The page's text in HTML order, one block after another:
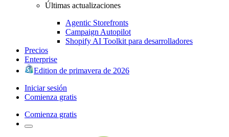
Últimas actualizaciones
Agentic Storefronts
Campaign Autopilot
Shopify AI Toolkit para desarrolladores
Precios
Enterprise
Edition de primavera de 2026
Iniciar sesión
Comienza gratis
Comienza gratis